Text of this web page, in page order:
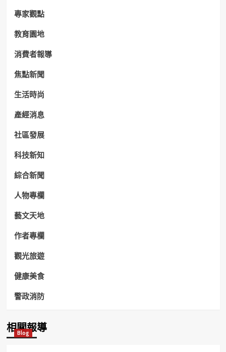
專家觀點
教育園地
消費者報導
焦點新聞
生活時尚
產經消息
社區發展
科技新知
綜合新聞
人物專欄
藝文天地
作者專欄
觀光旅遊
健康美食
警政消防
相關報導
Blog